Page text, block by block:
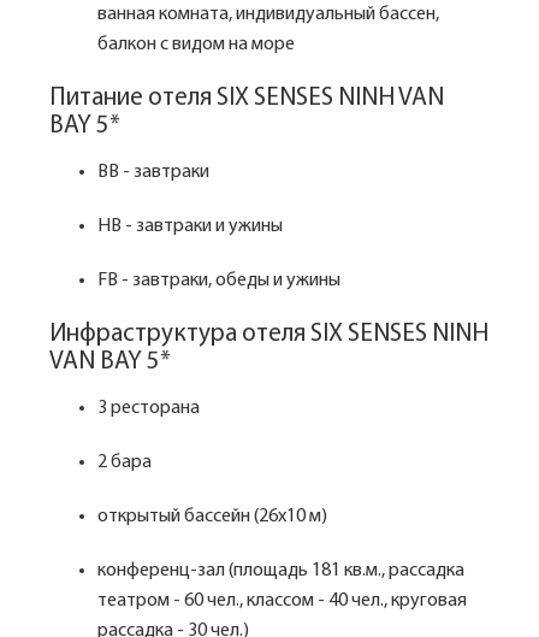
ванная комната, индивидуальный бассен,
балкон с видом на море
Питание отеля SIX SENSES NINH VAN
BAY 5*
BB - завтраки
HB - завтраки и ужины
FB - завтраки, обеды и ужины
Инфраструктура отеля SIX SENSES NINH
VAN BAY 5*
3 ресторана
2 бара
открытый бассейн (26x10 м)
конференц-зал (площадь 181 кв.м., рассадка
театром - 60 чел., классом - 40 чел., круговая
рассадка - 30 чел.)